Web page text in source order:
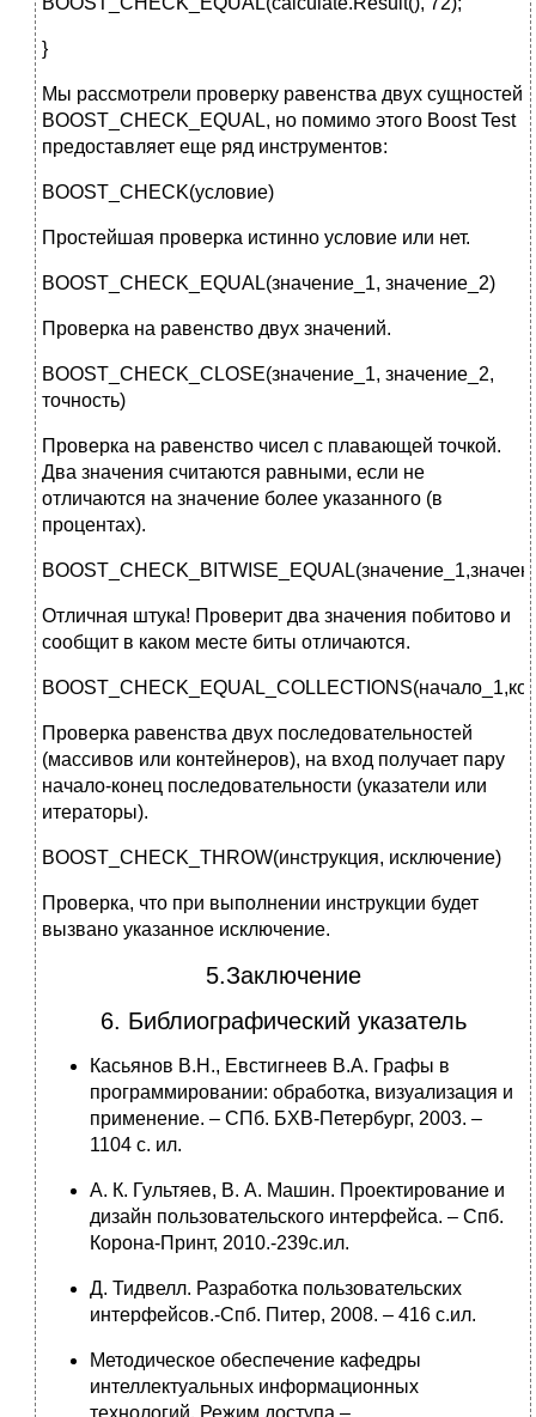
}
Мы рассмотрели проверку равенства двух сущностей
BOOST_CHECK_EQUAL, но помимо этого Boost Test
предоставляет еще ряд инструментов:
BOOST_CHECK(условие)
Простейшая проверка истинно условие или нет.
BOOST_CHECK_EQUAL(значение_1, значение_2)
Проверка на равенство двух значений.
BOOST_CHECK_CLOSE(значение_1, значение_2,
точность)
Проверка на равенство чисел с плавающей точкой.
Два значения считаются равными, если не
отличаются на значение более указанного (в
процентах).
Отличная штука! Проверит два значения побитово и
сообщит в каком месте биты отличаются.
Проверка равенства двух последовательностей
(массивов или контейнеров), на вход получает пару
начало-конец последовательности (указатели или
итераторы).
BOOST_CHECK_THROW(инструкция, исключение)
Проверка, что при выполнении инструкции будет
вызвано указанное исключение.
5.Заключение
6. Библиографический указатель
Касьянов В.Н., Евстигнеев В.А. Графы в
программировании: обработка, визуализация и
применение. – СПб. БХВ-Петербург, 2003. –
1104 с. ил.
А. К. Гультяев, В. А. Машин. Проектирование и
дизайн пользовательского интерфейса. – Спб.
Корона-Принт, 2010.-239с.ил.
Д. Тидвелл. Разработка пользовательских
интерфейсов.-Спб. Питер, 2008. – 416 с.ил.
Методическое обеспечение кафедры
интеллектуальных информационных